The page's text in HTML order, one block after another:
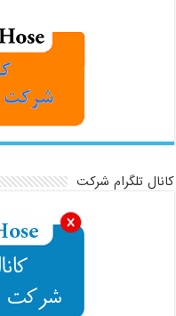
کانال تلگرام شرکت